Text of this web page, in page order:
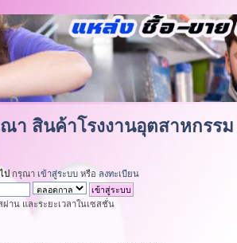
า สินค้าโรงงานอุตสาหกรรม
ปกรุณา เข้าสู่ระบบ หรือ ลงทะเบียน
าน และระยะเวลาในเซสชั่น